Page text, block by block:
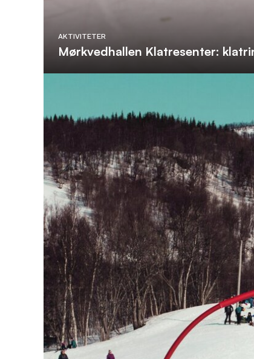
AKTIVITETER
Mørkvedhallen Klatresenter: